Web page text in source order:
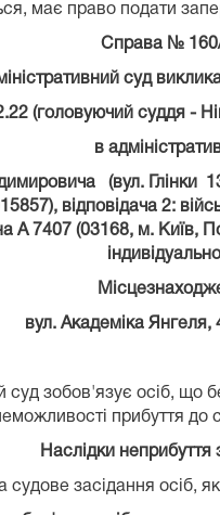
має право подати
Справа №
суд
(головуючий суддя -
в
(вул. Глінки
відповідача 2:
А 7407 (03168, м. Київ,
вул. Академіка Янгеля,
зобов'язує осіб, що
прибуття до
Наслідки неприбуття
засідання осіб,